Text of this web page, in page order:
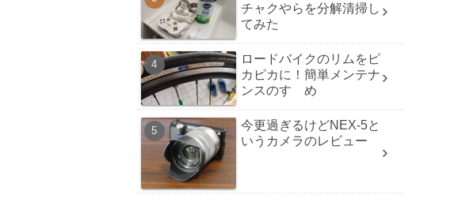
チャクやらを分解清掃し
てみた
ロードバイクのリムをピ
カピカに！簡単メンテナ
ンスのすゝめ
今更過ぎるけどNEX-5と
いうカメラのレビュー